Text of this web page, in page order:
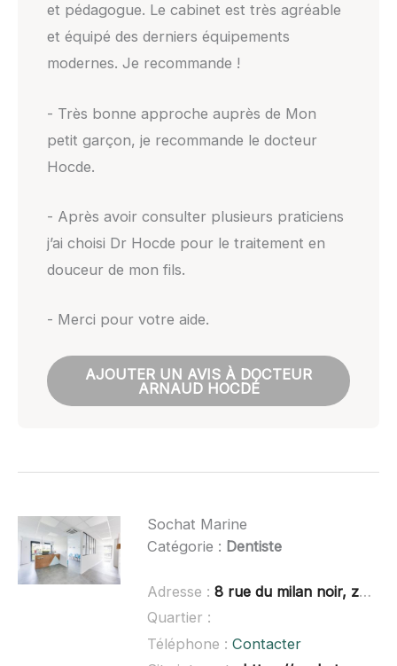
et pédagogue. Le cabinet est très agréable
et équipé des derniers équipements
modernes. Je recommande !
- Très bonne approche auprès de Mon
petit garçon, je recommande le docteur
Hocde.
- Après avoir consulter plusieurs praticiens
j’ai choisi Dr Hocde pour le traitement en
douceur de mon fils.
- Merci pour votre aide.
AJOUTER UN AVIS À DOCTEUR
ARNAUD HOCDÉ
Sochat Marine
Catégorie : Dentiste
Adresse : 8 rue du milan noir, zone de Bréhadour, 44350 Guérande
Quartier :
Téléphone : Contacter